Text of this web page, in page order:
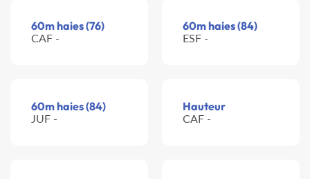
60m haies (76)
CAF -
60m haies (84)
ESF -
60m haies (84)
JUF -
Hauteur
CAF -